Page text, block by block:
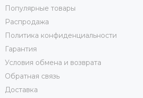
Популярные товары
Распродажа
Политика конфиденциальности
Гарантия
Условия обмена и возврата
Обратная связь
Доставка